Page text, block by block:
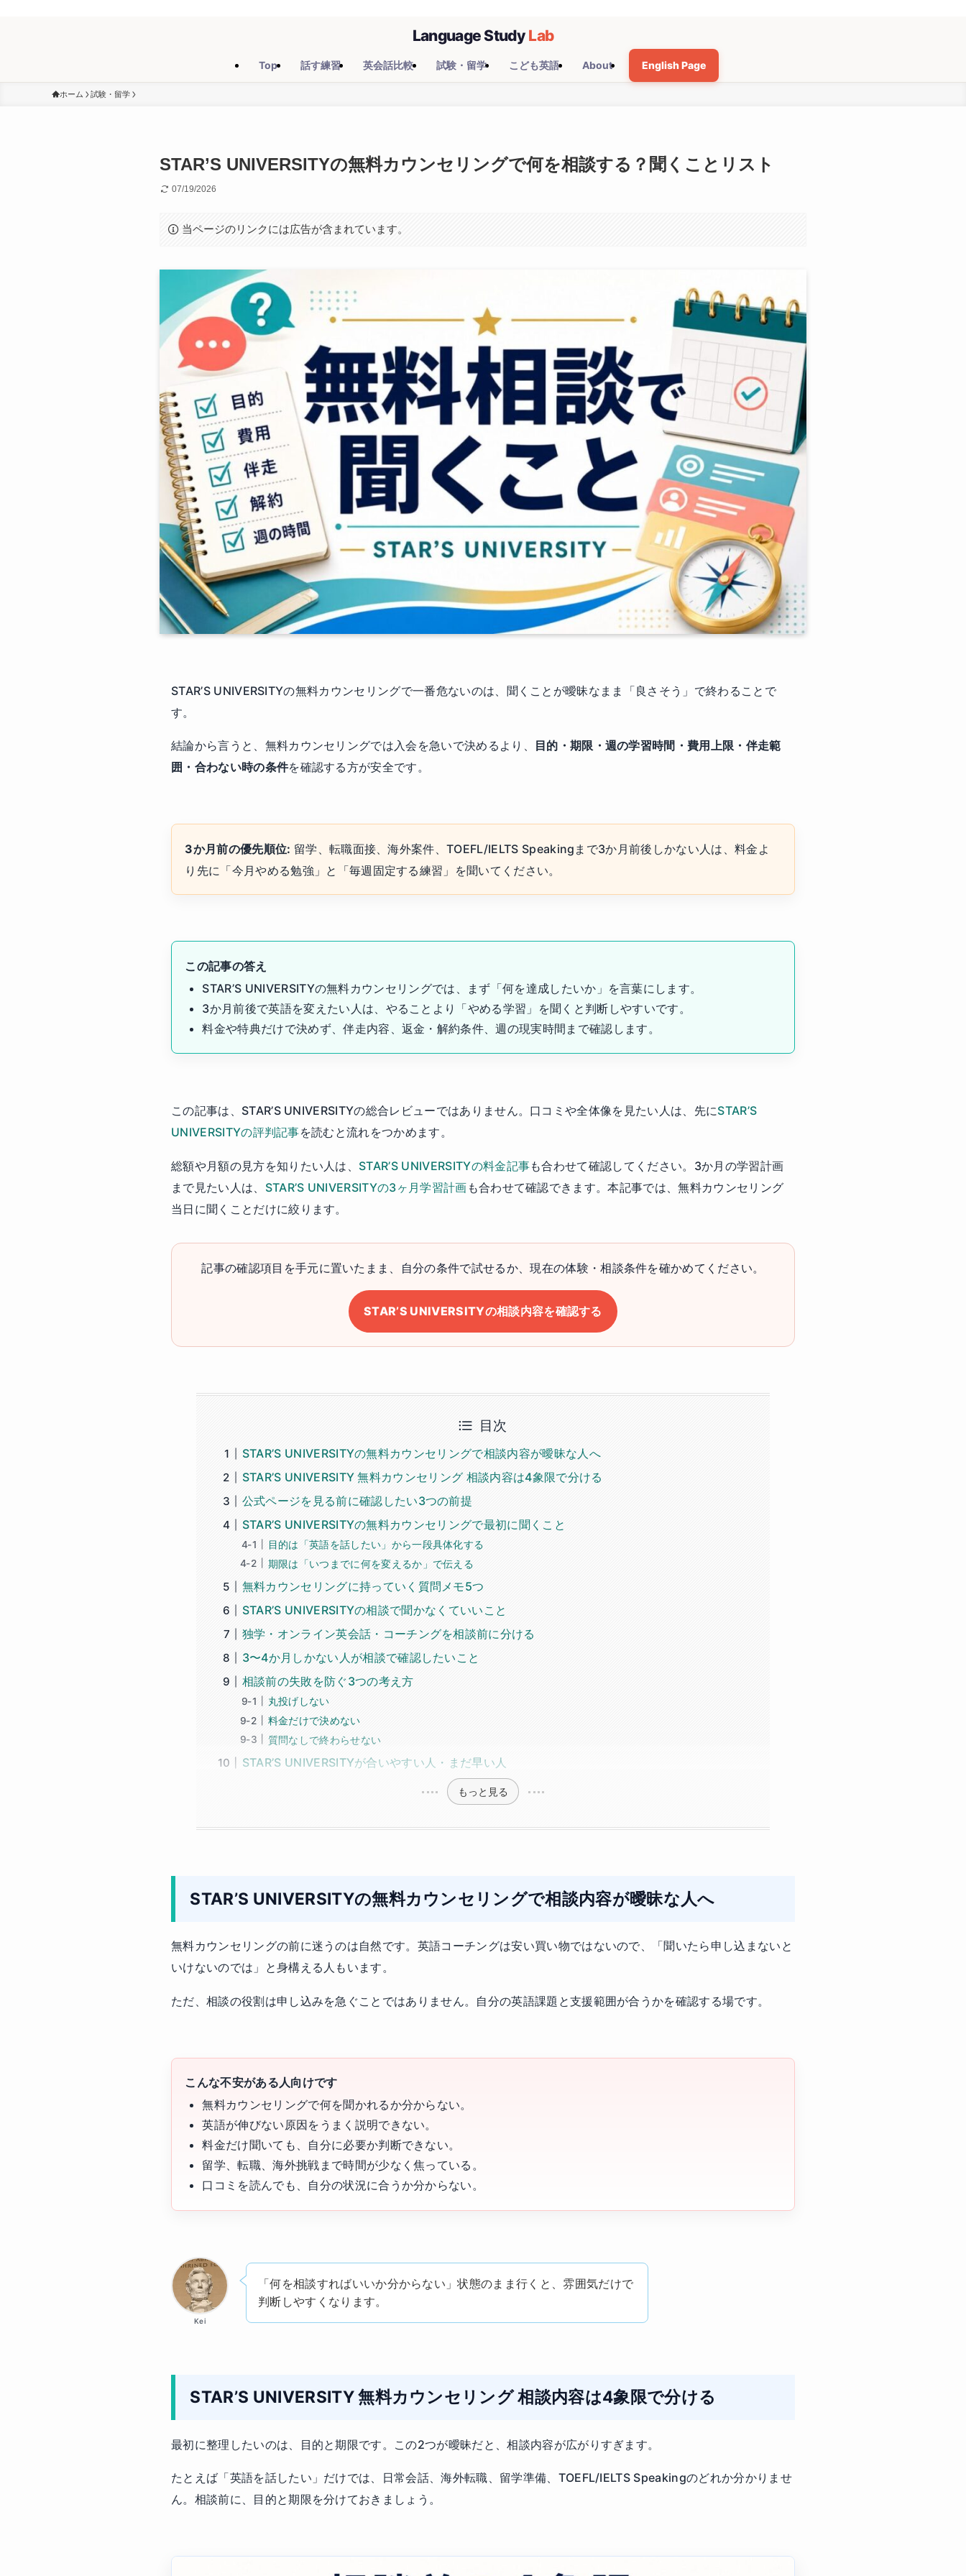
Top 話す練習 英会話比較 試験・留学 こども英語 About English Page
ホーム 試験・留学
STAR’S UNIVERSITYの無料カウンセリングで何を相談する？聞くことリスト
07/19/2026
当ページのリンクには広告が含まれています。
STAR’S UNIVERSITYの無料カウンセリングで一番危ないのは、聞くことが曖昧なまま「良さそう」で終わることで
す。
結論から言うと、無料カウンセリングでは入会を急いで決めるより、
目的・期限・週の学習時間・費用上限・伴走範
囲・合わない時の条件を確認する方が安全です。
3か月前の優先順位: 留学、転職面接、海外案件、TOEFL/IELTS Speakingまで3か月前後しかない人は、料金よ
り先に「今月やめる勉強」と「毎週固定する練習」を聞いてください。
この記事の答え
STAR’S UNIVERSITYの無料カウンセリングでは、まず「何を達成したいか」を言葉にします。
3か月前後で英語を変えたい人は、やることより「やめる学習」を聞くと判断しやすいです。
料金や特典だけで決めず、伴走内容、返金・解約条件、週の現実時間まで確認します。
この記事は、STAR’S UNIVERSITYの総合レビューではありません。口コミや全体像を見たい人は、先にSTAR’S
UNIVERSITYの評判記事を読むと流れをつかめます。
総額や月額の見方を知りたい人は、 STAR’S UNIVERSITYの料金記事も合わせて確認してください。3か月の学習計画
まで見たい人は、 STAR’S UNIVERSITYの3ヶ月学習計画 も合わせて確認できます。本記事では、無料カウンセリング
当日に聞くことだけに絞ります。
記事の確認項目を手元に置いたまま、自分の条件で試せるか、現在の体験・相談条件を確かめてください。
STAR’S UNIVERSITYの相談内容を確認する
目次
STAR’S UNIVERSITYの無料カウンセリングで相談内容が曖昧な人へ
STAR’S UNIVERSITY 無料カウンセリング 相談内容は4象限で分ける
公式ページを見る前に確認したい3つの前提
STAR’S UNIVERSITYの無料カウンセリングで最初に聞くこと
目的は「英語を話したい」から一段具体化する
期限は「いつまでに何を変えるか」で伝える
無料カウンセリングに持っていく質問メモ5つ
STAR’S UNIVERSITYの相談で聞かなくていいこと
独学・オンライン英会話・コーチングを相談前に分ける
3〜4か月しかない人が相談で確認したいこと
相談前の失敗を防ぐ3つの考え方
丸投げしない
料金だけで決めない
質問なしで終わらせない
STAR’S UNIVERSITYが合いやすい人・まだ早い人
もっと見る
STAR’S UNIVERSITYの無料カウンセリングで相談内容が曖昧な人へ
無料カウンセリングの前に迷うのは自然です。英語コーチングは安い買い物ではないので、「聞いたら申し込まないと
いけないのでは」と身構える人もいます。
ただ、相談の役割は申し込みを急ぐことではありません。自分の英語課題と支援範囲が合うかを確認する場です。
こんな不安がある人向けです
無料カウンセリングで何を聞かれるか分からない。
英語が伸びない原因をうまく説明できない。
料金だけ聞いても、自分に必要か判断できない。
留学、転職、海外挑戦まで時間が少なく焦っている。
口コミを読んでも、自分の状況に合うか分からない。
Kei
「何を相談すればいいか分からない」状態のまま行くと、雰囲気だけで
判断しやすくなります。
STAR’S UNIVERSITY 無料カウンセリング 相談内容は4象限で分ける
最初に整理したいのは、目的と期限です。この2つが曖昧だと、相談内容が広がりすぎます。
たとえば「英語を話したい」だけでは、日常会話、海外転職、留学準備、TOEFL/IELTS Speakingのどれか分かりませ
ん。相談前に、目的と期限を分けておきましょう。